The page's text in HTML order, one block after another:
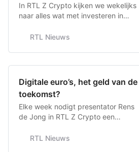
In RTL Z Crypto kijken we wekelijks
naar alles wat met investeren in
waar je als langetermijnbelegger
toekomst of is het vooral een gokje?
delen hun ideeën en gaan in op de
a…
RTL Nieuws
Digitale euro’s, het geld van de
toekomst?
Elke week nodigt presentator Rens
de Jong in RTL Z Crypto een
wereld van crypto’s te hebben.
RTL Nieuws